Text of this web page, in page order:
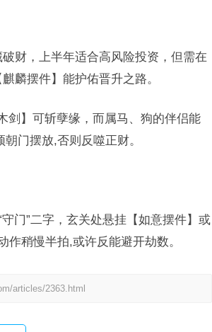
破财，上半年适合高风险投资，但需在
麟摆件】能护佑晋升之路。
剑】可斩孽缘，而属马、狗的伴侣能
门摆放,否则反噬正财。
门”二字，玄关处悬挂【如意摆件】或
稍慢半拍,或许反能避开劫数。
articles/2363.html